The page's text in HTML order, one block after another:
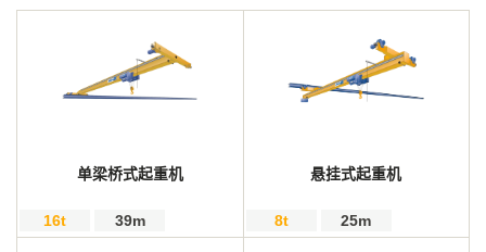
单梁桥式起重机
16t 39m
悬挂式起重机
8t 25m